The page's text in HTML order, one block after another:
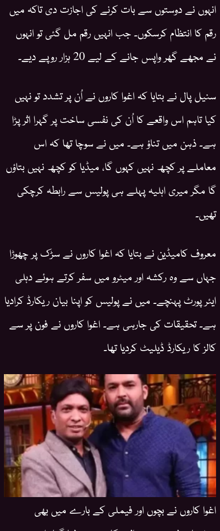
انہوں نے دوستوں سے بات کرنے کی اجازت دی تاکہ میں
رقم کا انتظام کرسکوں۔ جب انہیں رقم مل گئی تو انہوں
نے مجھے گھر واپس جانے کے لیے 20 ہزار روپے دیے۔
سنیل پال نے بتایا کہ اغوا کاروں نے اُن پر تشدد تو نہیں
کیا تاہم اس واقعے کا اُن کی نفسی ساخت پر گہرا اثر پڑا
ہے۔ ذہن میں تناؤ ہے۔ میں نے سوچا تھا کہ اس
معاملے پر کچھ نہیں کہوں گا، میڈیا کو کچھ نہیں بتاؤں
گا مگر میری اہلیہ پہلے ہی پولیس سے رابطہ کرچکی
تھیں۔
معروف کامیڈین نے بتایا کہ اغوا کاروں نے سڑک پر چھوڑا
جہاں سے وہ رکشہ اور میٹرو میں سفر کرتے ہوئے دہلی
ایئر پورٹ پہنچے۔ میں نے پولیس کو اپنا بیان ریکارڈ کرادیا
ہے۔ تحقیقات کی جارہی ہے۔ اغوا کاروں نے فون پر سے
کالز کا ریکارڈ ڈیلیٹ کردیا تھا۔
اغوا کاروں نے بچوں اور فیملی کے بارے میں بھی